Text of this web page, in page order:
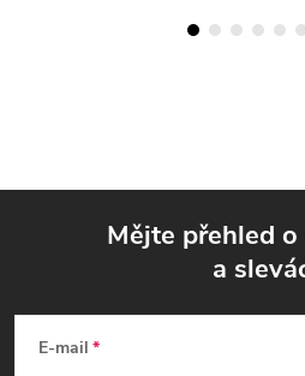
Mějte přehled
a
E-mail